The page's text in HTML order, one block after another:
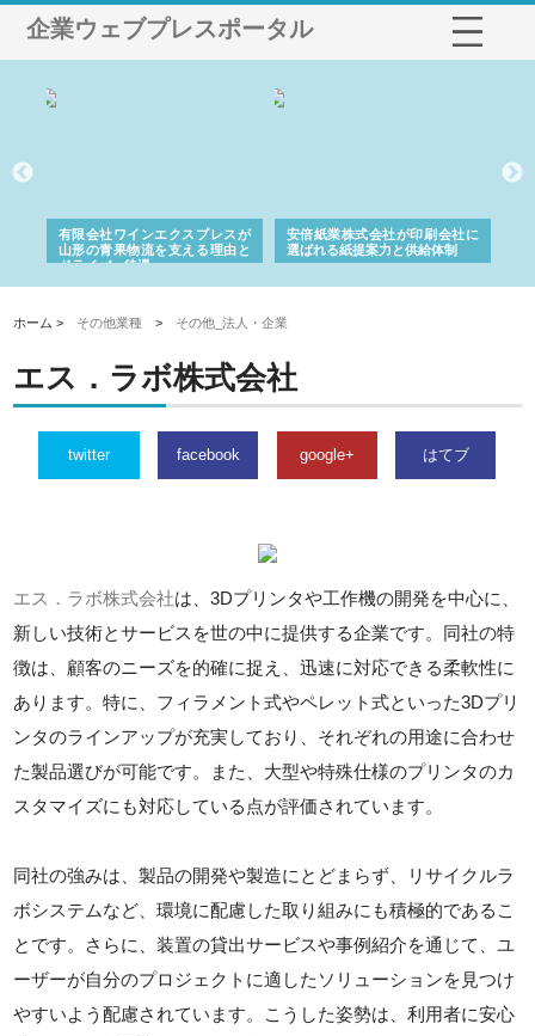
企業ウェブプレスポータル
有限会社ワインエクスプレスが
山形の青果物流を支える理由と
ドライバー待遇
安倍紙業株式会社が印刷会社に
選ばれる紙提案力と供給体制
ホーム > その他業種 > その他_法人・企業
エス．ラボ株式会社
twitter facebook google+ はてブ
エス．ラボ株式会社は、3Dプリンタや工作機の開発を中心に、
新しい技術とサービスを世の中に提供する企業です。同社の特
徴は、顧客のニーズを的確に捉え、迅速に対応できる柔軟性に
あります。特に、フィラメント式やペレット式といった3Dプリ
ンタのラインアップが充実しており、それぞれの用途に合わせ
た製品選びが可能です。また、大型や特殊仕様のプリンタのカ
スタマイズにも対応している点が評価されています。
同社の強みは、製品の開発や製造にとどまらず、リサイクルラ
ボシステムなど、環境に配慮した取り組みにも積極的であるこ
とです。さらに、装置の貸出サービスや事例紹介を通じて、ユ
ーザーが自分のプロジェクトに適したソリューションを見つけ
やすいよう配慮されています。こうした姿勢は、利用者に安心